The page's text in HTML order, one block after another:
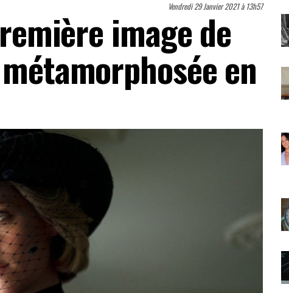
Vendredi 29 Janvier 2021 à 13h57
image de
en